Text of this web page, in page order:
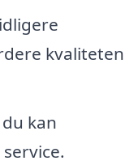
kvaliteten
kan